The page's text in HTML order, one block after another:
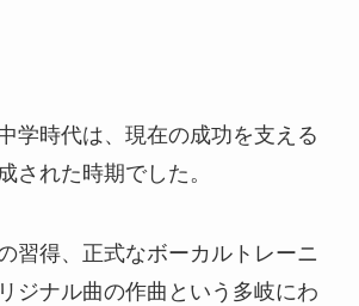
学時代は、現在の成功を支える
された時期でした。
習得、正式なボーカルトレーニ
ジナル曲の作曲という多岐にわ